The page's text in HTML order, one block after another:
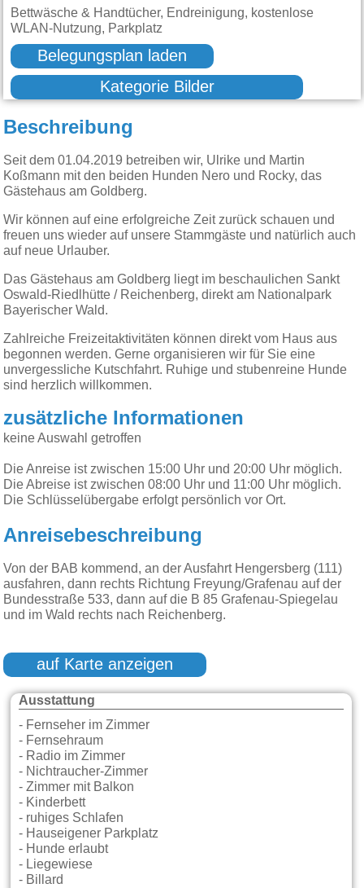
Bettwäsche & Handtücher, Endreinigung, kostenlose
WLAN-Nutzung, Parkplatz
Belegungsplan laden
Kategorie Bilder
Beschreibung
Seit dem 01.04.2019 betreiben wir, Ulrike und Martin
Koßmann mit den beiden Hunden Nero und Rocky, das
Gästehaus am Goldberg.
Wir können auf eine erfolgreiche Zeit zurück schauen und
freuen uns wieder auf unsere Stammgäste und natürlich auch
auf neue Urlauber.
Das Gästehaus am Goldberg liegt im beschaulichen Sankt
Oswald-Riedlhütte / Reichenberg, direkt am Nationalpark
Bayerischer Wald.
Zahlreiche Freizeitaktivitäten können direkt vom Haus aus
begonnen werden.Gerne organisieren wir für Sie eine
unvergessliche Kutschfahrt. Ruhige und stubenreine Hunde
sind herzlich willkommen.
zusätzliche Informationen
keine Auswahl getroffen
Die Anreise ist zwischen 15:00 Uhr und 20:00 Uhr möglich.
Die Abreise ist zwischen 08:00 Uhr und 11:00 Uhr möglich.
Die Schlüsselübergabe erfolgt persönlich vor Ort.
Anreisebeschreibung
Von der BAB kommend, an der Ausfahrt Hengersberg (111)
ausfahren, dann rechts Richtung Freyung/Grafenau auf der
Bundesstraße 533, dann auf die B 85 Grafenau-Spiegelau
und im Wald rechts nach Reichenberg.
auf Karte anzeigen
Ausstattung
- Fernseher im Zimmer
- Fernsehraum
- Radio im Zimmer
- Nichtraucher-Zimmer
- Zimmer mit Balkon
- Kinderbett
- ruhiges Schlafen
- Hauseigener Parkplatz
- Hunde erlaubt
- Liegewiese
- Billard